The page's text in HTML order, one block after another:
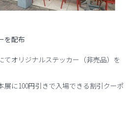
を配布
てオリジナルステッカー（非売品）を
展に100円引きで入場できる割引クーポ